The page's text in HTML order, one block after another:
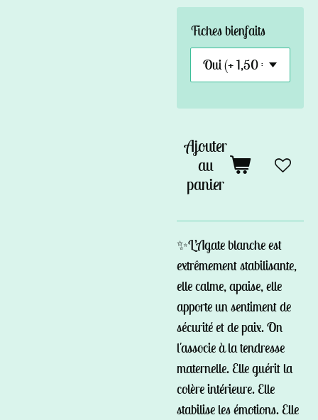
Fiches bienfaits
Ajouter
au
panier
✨L’Agate blanche est
extrêmement stabilisante,
elle calme, apaise, elle
apporte un sentiment de
sécurité et de paix. On
l'associe à la tendresse
maternelle. Elle guérit la
colère intérieure. Elle
stabilise les émotions. Elle